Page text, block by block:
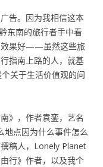
告。因为我相信这本
东南的旅行者手中看
效果好——虽然这些旅
指南上路的人，就基
关于生活价值观的问
》，作者袁銮，艺名
地点因为什么事件怎么
稿人，Lonely Planet
行》作者，以及我个